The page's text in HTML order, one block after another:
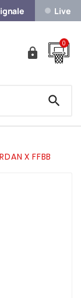
Live

0

X FFBB